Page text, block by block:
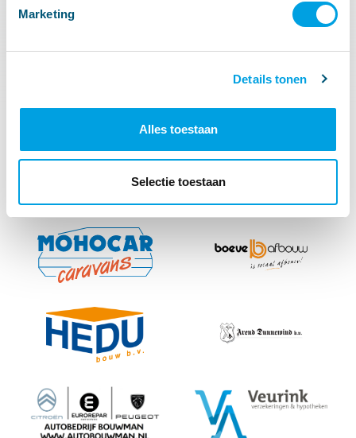
Marketing
Details tonen
Alles toestaan
Selectie toestaan